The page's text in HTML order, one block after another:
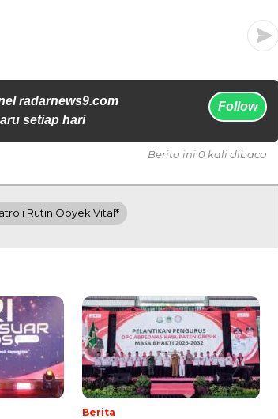
radarnews9.com
setiap hari
Follow
Berita ini 0 kali dibaca
Rutin Obyek Vital*
Berita